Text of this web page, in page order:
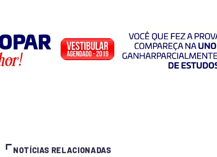
NOTÍCIAS RELACIONADAS